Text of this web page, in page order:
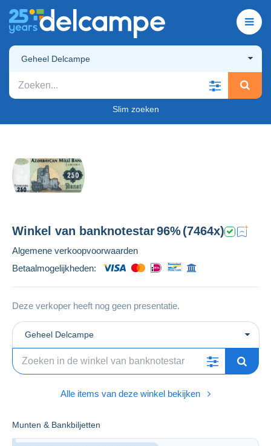
Geheel Delcampe
Slim zoeken
Winkel van banknotestar96%(7464x)
Algemene verkoopvoorwaarden
Betaalmogelijkheden:
Deze verkoper heeft nog geen presentatie.
Geheel Delcampe
Alle items van deze winkel bekijken
Munten & Bankbiljetten